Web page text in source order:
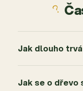
Jak dlouho
Jak se o dřevo